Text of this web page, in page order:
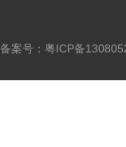
案号： 粤ICP备